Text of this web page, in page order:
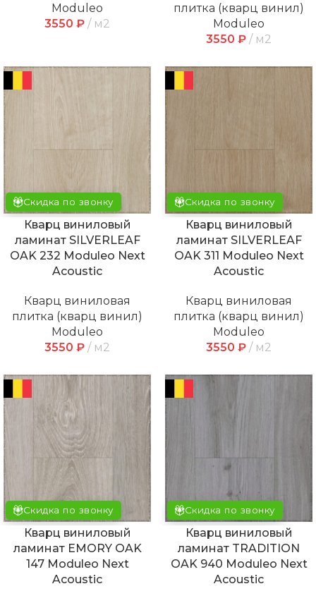
Moduleo
3550 ₽ м2
плитка (кварц винил)
Moduleo
3550 ₽ м2
Скидка по звонку
Кварц виниловый
ламинат SILVERLEAF
OAK 232 Moduleo Next
Acoustic
Кварц виниловая
плитка (кварц винил)
Moduleo
3550 ₽ м2
Скидка по звонку
Кварц виниловый
ламинат SILVERLEAF
OAK 311 Moduleo Next
Acoustic
Кварц виниловая
плитка (кварц винил)
Moduleo
3550 ₽ м2
Скидка по звонку
Кварц виниловый
ламинат EMORY OAK
147 Moduleo Next
Acoustic
Скидка по звонку
Кварц виниловый
ламинат TRADITION
OAK 940 Moduleo Next
Acoustic